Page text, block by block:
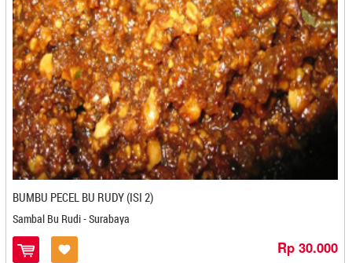
Cemerlang Indah - Gorontalo
Cemilan Dhevy - Banjarbaru
Cemilan Halimah Apriyanik - Banjarmasin
Ceria - Bontang
Charaos - Cilegon
Charisdho - Banjarbaru
Charlotte Corner - Denpasar
Chili Bags - Bogor
Chocolate Monggo - Jogjakarta
Chocolicious - Makasar
Cimol Candu - Bandung
Cireng Cipaganti - Bandung
Cireng Kamsia - Bandung
BUMBU PECEL BU RUDY (ISI 2)
Sambal Bu Rudi - Surabaya
Rp 30.000